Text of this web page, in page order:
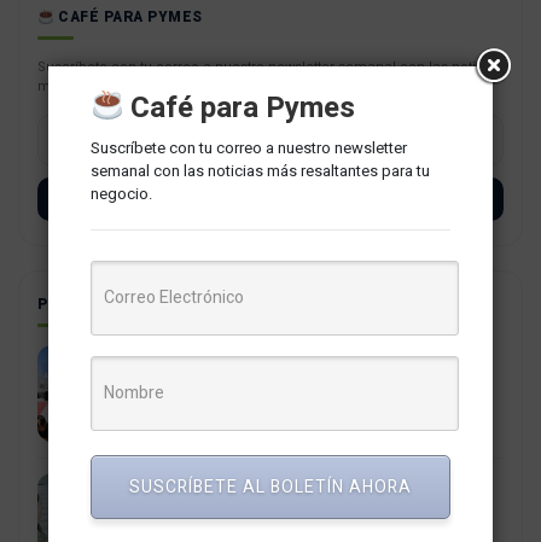
CAFÉ PARA PYMES
Suscríbete con tu correo a nuestro newsletter semanal con las noticias
más resaltantes para tu negocio.
POSTS RELACIONADOS
como Impactará esta Obra a Lima
Los e-scooter no han muerto, llega a San Miguel
Whoosh una nueva empresa de micromovilidad
Café para Pymes
Suscríbete con tu correo a nuestro newsletter
semanal con las noticias más resaltantes para tu
negocio.
SUSCRÍBETE AL BOLETÍN AHORA